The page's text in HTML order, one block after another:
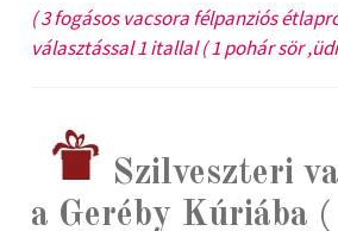
( 3 fogásos vacsora félpanziós
választással 1 itallal ( 1 pohár sör
Szilveszteri
a Geréby Kúriába